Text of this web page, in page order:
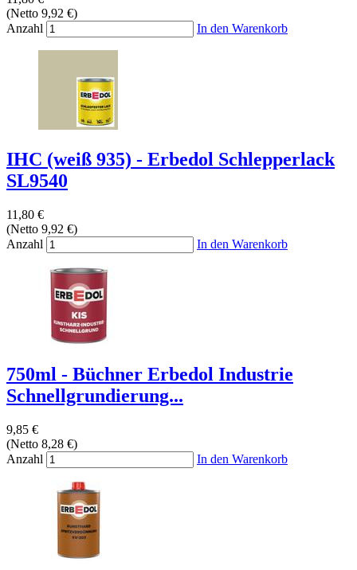
(Netto 9,92 €)
Anzahl
In den Warenkorb
IHC (weiß 935) - Erbedol Schlepperlack
SL9540
11,80 €
(Netto 9,92 €)
Anzahl
In den Warenkorb
750ml - Büchner Erbedol Industrie
Schnellgrundierung...
9,85 €
(Netto 8,28 €)
Anzahl
In den Warenkorb